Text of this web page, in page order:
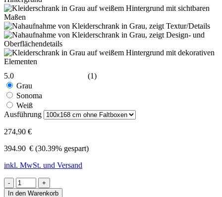
5.0
(1)
Grau
Sonoma
Weiß
Ausführung
274,90 €
394.90 € (30.39% gespart)
inkl. MwSt. und Versand
-
+
In den Warenkorb